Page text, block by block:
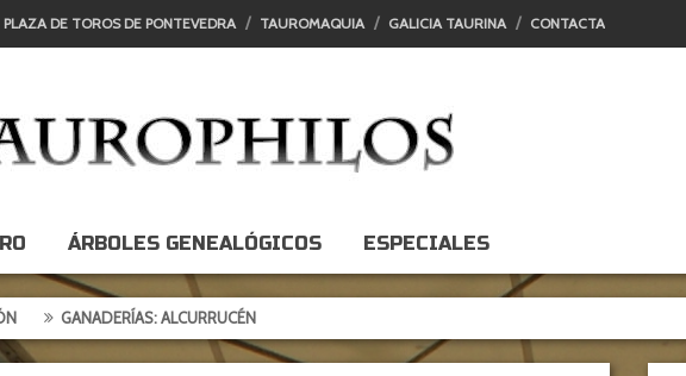
PLAZA DE TOROS DE PONTEVEDRA TAUROMAQUIA GALICIA TAURINA CONTACTA
ÁRBOLES GENEALÓGICOS ESPECIALES
ALCURRUCÉN